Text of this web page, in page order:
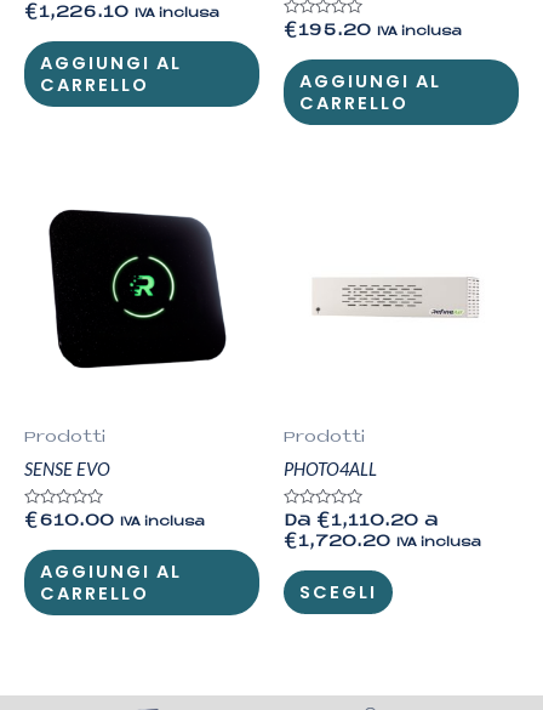
Valutato
0
su
5
€1,226.10 IVA inclusa
AGGIUNGI AL
CARRELLO
Valutato
0
su
5
€195.20 IVA inclusa
AGGIUNGI AL
CARRELLO
Prodotti
SENSE EVO
Valutato
0
su
5
€610.00 IVA inclusa
AGGIUNGI AL
CARRELLO
Prodotti
PHOTO4ALL
Valutato
0
su
Da €1,110.20 a
€1,720.20 IVA inclusa
SCEGLI